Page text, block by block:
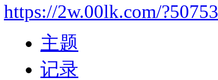
https://2w.00lk.com/?50753
主题
记录